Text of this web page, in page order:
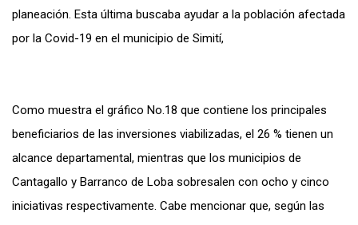
planeación. Esta última buscaba ayudar a la población afectada
por la Covid-19 en el municipio de Simití,
Como muestra el gráfico No.18 que contiene los principales
beneficiarios de las inversiones viabilizadas, el 26 % tienen un
alcance departamental, mientras que los municipios de
Cantagallo y Barranco de Loba sobresalen con ocho y cinco
iniciativas respectivamente. Cabe mencionar que, según las